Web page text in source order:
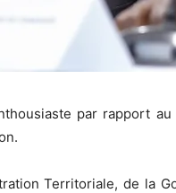
par rapport
Territoriale, de la